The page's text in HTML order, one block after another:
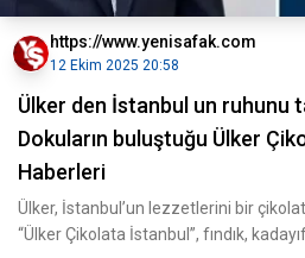
https://www.yenisafak.com
12 Ekim 2025 20:58
Ülker den İstanbul un ruhunu
Dokuların buluştuğu Ülker
Haberleri
Ülker, İstanbul’un lezzetlerini bir
“Ülker Çikolata İstanbul”, fındık,